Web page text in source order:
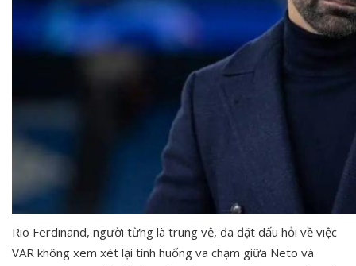
Rio Ferdinand, người từng là trung vệ, đã đặt dấu hỏi về việc
VAR không xem xét lại tình huống va chạm giữa Neto và